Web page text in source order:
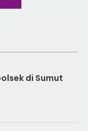
di Sumut